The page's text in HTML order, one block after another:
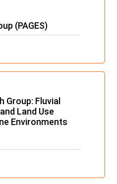
(PAGES)
Group: Fluvial
Land Use
Environments